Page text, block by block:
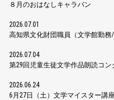
８月のおはなしキャラバン
2026.07.01
高知県文化財団職員（文学館勤
2026.07.04
第29回児童生徒文学作品朗読コ
2026.06.24
6月27日（土）文学マイスター